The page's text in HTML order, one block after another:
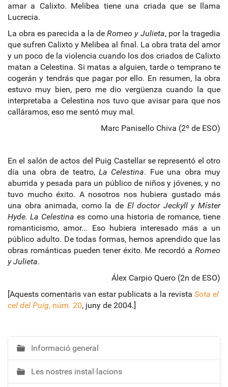
amar a Calixto. Melibea tiene una criada que se llama
Lucrecia.
La obra es parecida a la deRomeo y Julieta, por la tragedia
que sufren Calixto y Melibea al final. La obra trata del amor
y un poco de la violencia cuando los dos criados de Calixto
matan a Celestina. Si matas a alguien, tarde o temprano te
cogerán y tendrás que pagar por ello. En resumen, la obra
estuvo muy bien, pero me dio vergüenza cuando la que
interpretaba a Celestina nos tuvo que avisar para que nos
calláramos, eso me sentó muy mal.
Marc Panisello Chiva (2º de ESO)
En el salón de actos del Puig Castellar se representó el otro
día una obra de teatro, La Celestina. Fue una obra muy
aburrida y pesada para un público de niños y jóvenes, y no
tuvo mucho éxito. A nosotros nos hubiera gustado más
una obra animada, como la de El doctor Jeckyll y Míster
Hyde. La Celestina es como una historia de romance, tiene
romanticismo, amor... Eso hubiera interesado más a un
público adulto. De todas formas, hemos aprendido que las
obras románticas pueden tener éxito. Me recordó a Romeo
y Julieta.
Álex Carpio Quero (2n de ESO)
[Aquests comentaris van estar publicats a la revista Sota el
cel del Puig, núm. 20, juny de 2004.]
N
a
v
Informació general
Les nostres instal·lacions